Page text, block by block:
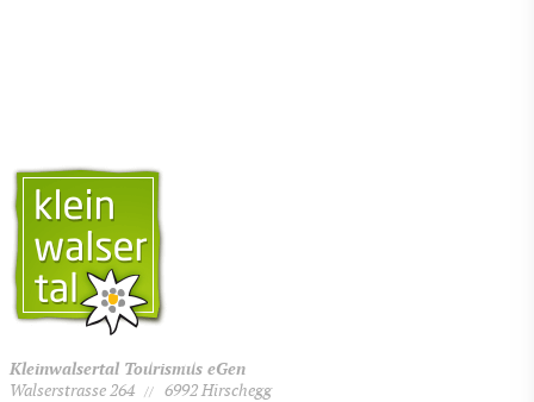
Kleinwalsertal Tourismus eGen
Walserstrasse 264
// 6992 Hirschegg